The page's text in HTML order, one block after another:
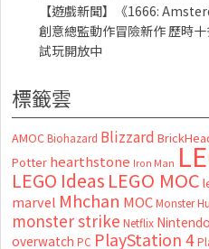
【遊戲新聞】《1666:
創意總監動作冒險新作 歷時
試玩開放中
標籤雲
AMOC Biohazard Blizzard
Potter hearthstone Iron Man
LEGO Ideas LEGO MOC
marvel Mhchan MOC Monster
monster strike Netflix Nintendo
overwatch PC PlayStation 4